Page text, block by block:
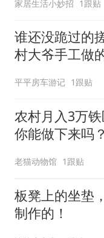
家居生活小妙招 1跟贴
谁还没跪过的
村大爷手工做
平平房车游记 1跟贴
农村月入3万铁
你能做下来吗
几个人知道其
老猫动物馆 1跟贴
板凳上的坐垫
制作的！